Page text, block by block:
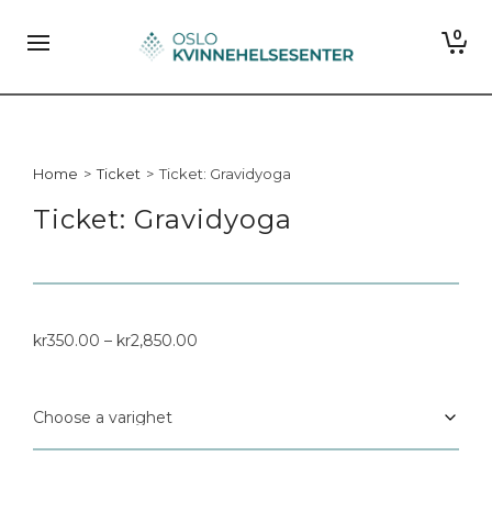
0
Home > Ticket > Ticket: Gravidyoga
Ticket: Gravidyoga
kr350.00 – kr2,850.00